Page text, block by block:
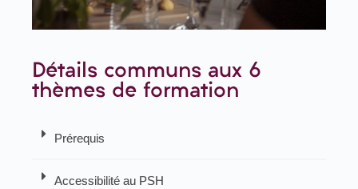
Détails communs aux 6
thèmes de formation
Prérequis
Accessibilité au PSH